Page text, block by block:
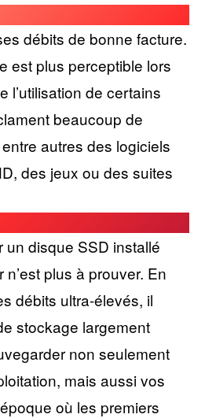
débits de bonne facture.
est plus perceptible lors
l’utilisation de certains
beaucoup de
autres des logiciels
des jeux ou des suites
un disque SSD installé
plus à prouver. En
débits ultra-élevés, il
stockage largement
non seulement
mais aussi vos
où les premiers